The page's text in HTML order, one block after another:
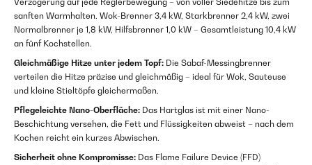
sanften Warmhalten. Wok-Brenner 3,4 kW, Starkbrenner 2,4 kW, zwei
Normalbrenner je 1,8 kW, Hilfsbrenner 1,0 kW – Gesamtleistung 10,4 kW
an fünf Kochstellen.
Gleichmäßige Hitze unter jedem Topf: Die Sabaf-Messingbrenner
verteilen die Hitze präzise und gleichmäßig – ideal für Wok, Sauteuse
und kleine Stieltöpfe gleichermaßen.
Pflegeleichte Nano-Oberfläche: Das Hartglas ist mit einer Nano-
Beschichtung versehen, die Fett und Flüssigkeiten abweist – nach dem
Kochen reicht ein kurzes Abwischen.
Sicherheit ohne Kompromisse: Das Flame Failure Device (FFD)